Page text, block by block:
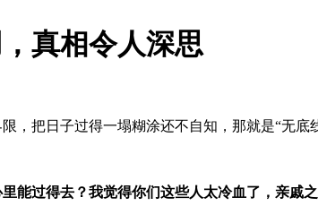
真相令人深思
把日子过得一塌糊涂还不自知，那就是“无底
过得去？我觉得你们这些人太冷血了，亲戚之